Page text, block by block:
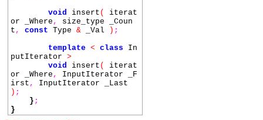
void
insert (
iterat
or _Where ,
size_type _Coun
t , const Type & _Val ) ;
template < class In
putIterator >
void
insert (
iterat
or _Where ,
InputIterator _F
irst ,
InputIterator _Last
) ;
} ;
}